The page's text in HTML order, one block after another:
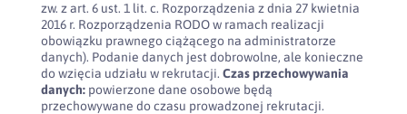
zw. z art. 6 ust. 1 lit. c. Rozporządzenia z dnia 27 kwietnia
2016 r. Rozporządzenia RODO w ramach realizacji
obowiązku prawnego ciążącego na administratorze
danych). Podanie danych jest dobrowolne, ale konieczne
do wzięcia udziału w rekrutacji. Czas przechowywania
danych:powierzone dane osobowe będą
przechowywane do czasu prowadzonej rekrutacji.